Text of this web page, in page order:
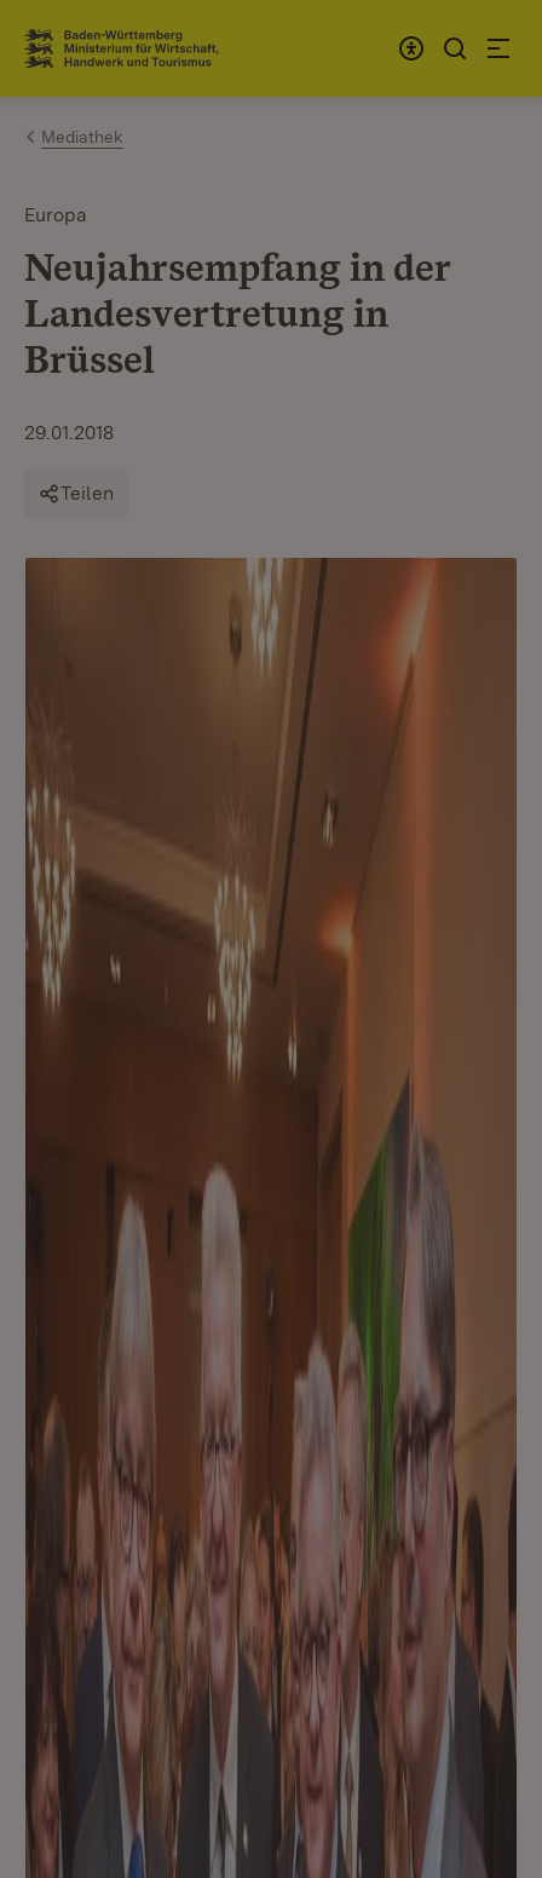
Zum Inhalt springen
Link zur Startseite
Mediathek
Europa
Neujahrsempfang in der
Landesvertretung in
Brüssel
29.01.2018
Teilen